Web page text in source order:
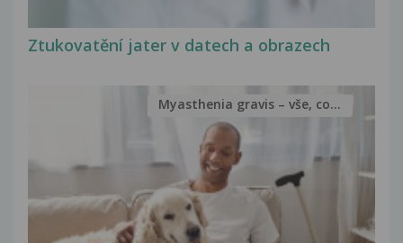
Ztukovatění jater v datech a obrazech
Myasthenia gravis – vše, co...